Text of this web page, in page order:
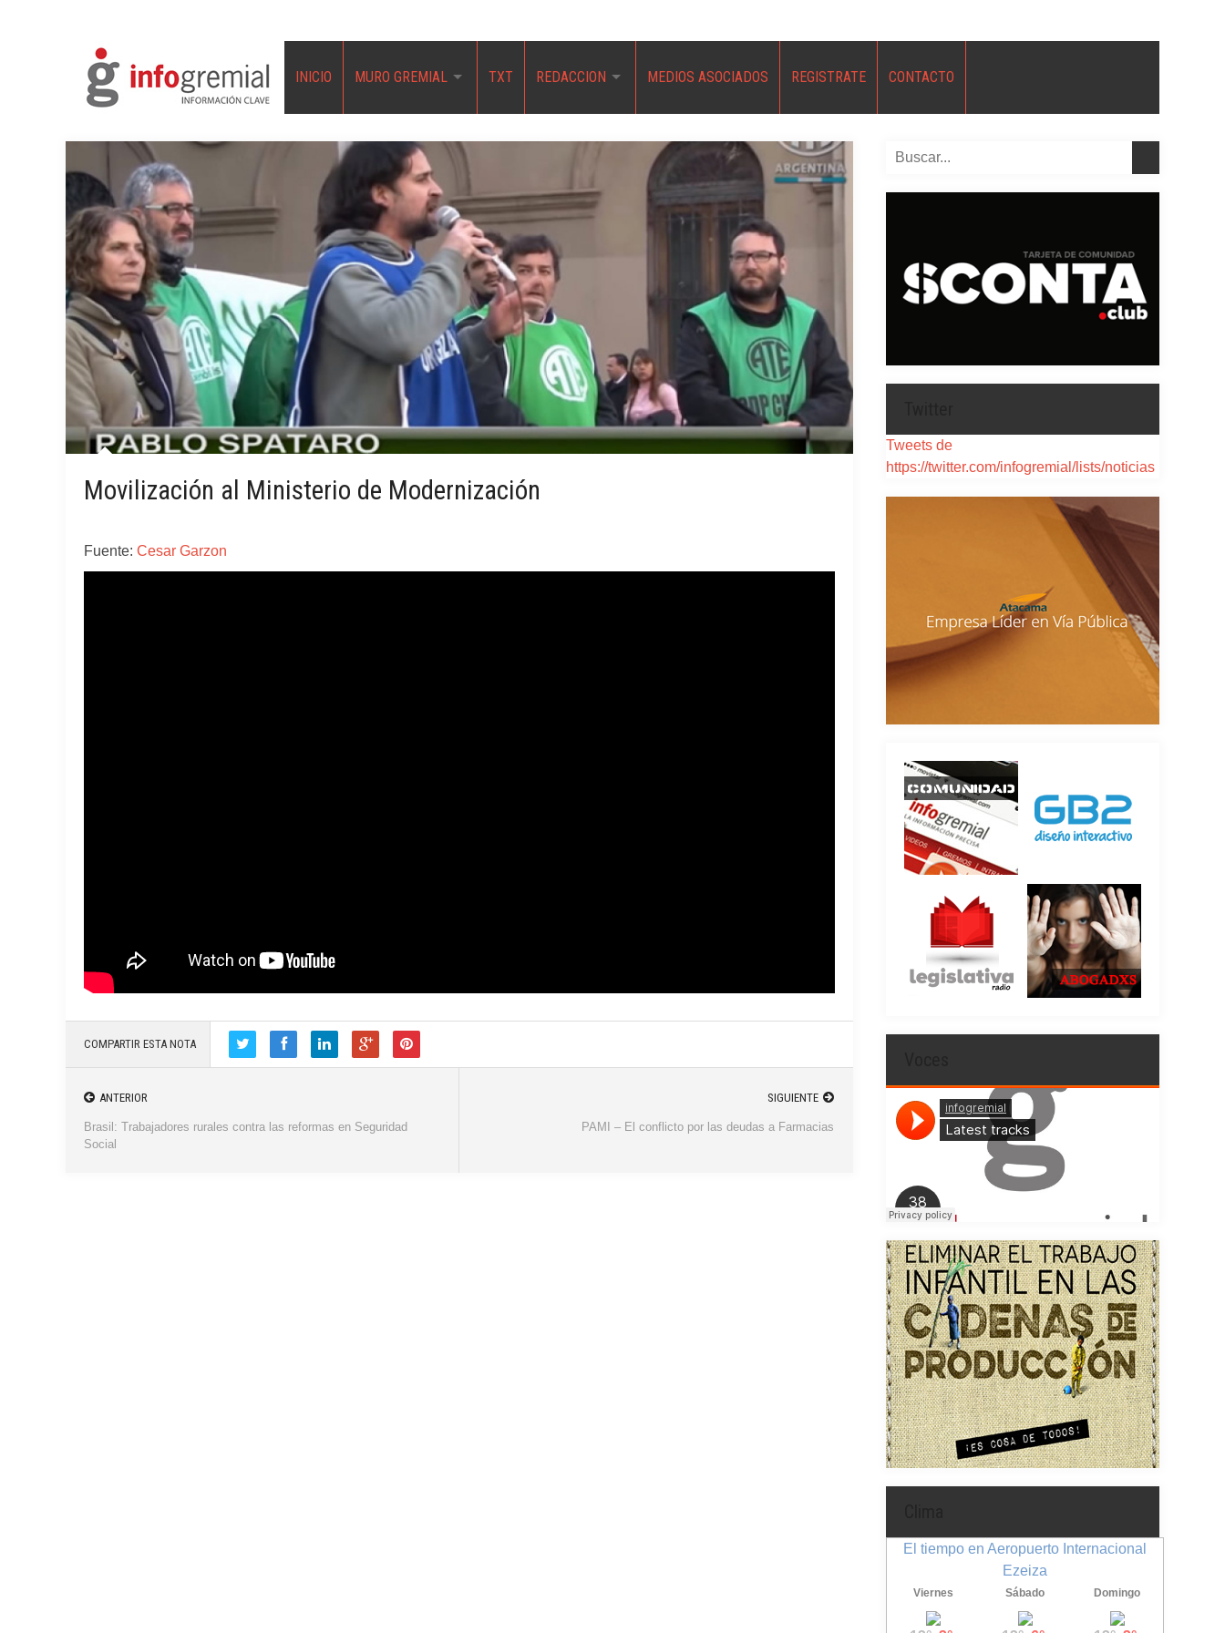
INICIO MURO GREMIAL TXT REDACCION MEDIOS ASOCIADOS REGISTRATE CONTACTO
Movilización al Ministerio de Modernización
Fuente: Cesar Garzon
COMPARTIR ESTA NOTA
ANTERIOR
Brasil: Trabajadores rurales contra las reformas en Seguridad
Social
SIGUIENTE
PAMI – El conflicto por las deudas a Farmacias
Tweets de
https://twitter.com/infogremial/lists/noticias
El tiempo en Aeropuerto Internacional
Ezeiza
Viernes Sábado Domingo